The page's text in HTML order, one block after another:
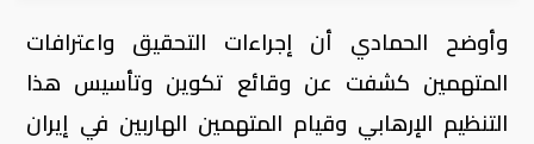
وأوضح الحمادي أن إجراءات التحقيق واعترافات
المتهمين كشفت عن وقائع تكوين وتأسيس هذا
التنظيم الإرهابي وقيام المتهمين الهاربين في إيران